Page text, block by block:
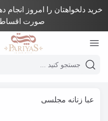
خرید دلخواهتان را امروز انجام
صورت
Mobile header search
عبا زنانه مجلسی